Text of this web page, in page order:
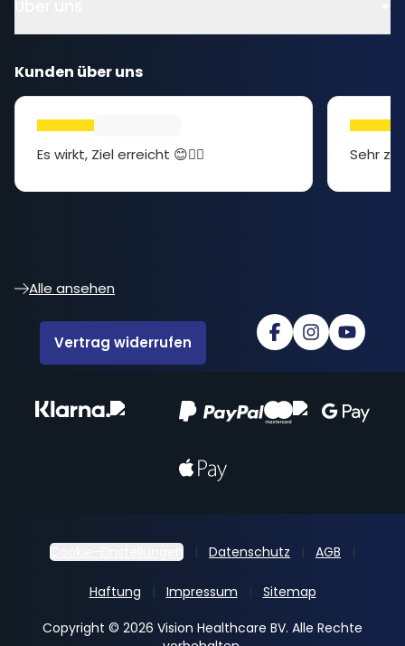
Kunden über uns
Es wirkt, Ziel erreicht 😊👍🏻 Sehr
Alle ansehen
Vertrag widerrufen
Cookie-Einstellungen Datenschutz AGB
Haftung Impressum
Sitemap
Copyright © 2026 Vision Healthcare BV. Alle Rechte